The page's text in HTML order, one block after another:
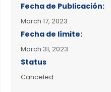
Fecha de Publicación:
March 17, 2023
Fecha de límite:
March 31, 2023
Status
Canceled